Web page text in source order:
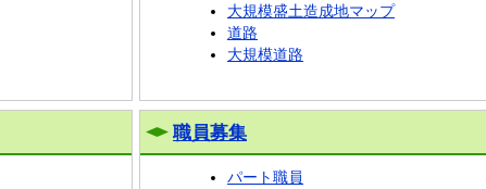
大規模盛土造成地マップ
道路
大規模道路
職員募集
パート職員